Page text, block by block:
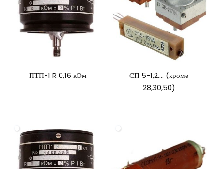
ПТП-1 R 0,16 кОм
СП 5-1,2…. (кроме
28,30,50)